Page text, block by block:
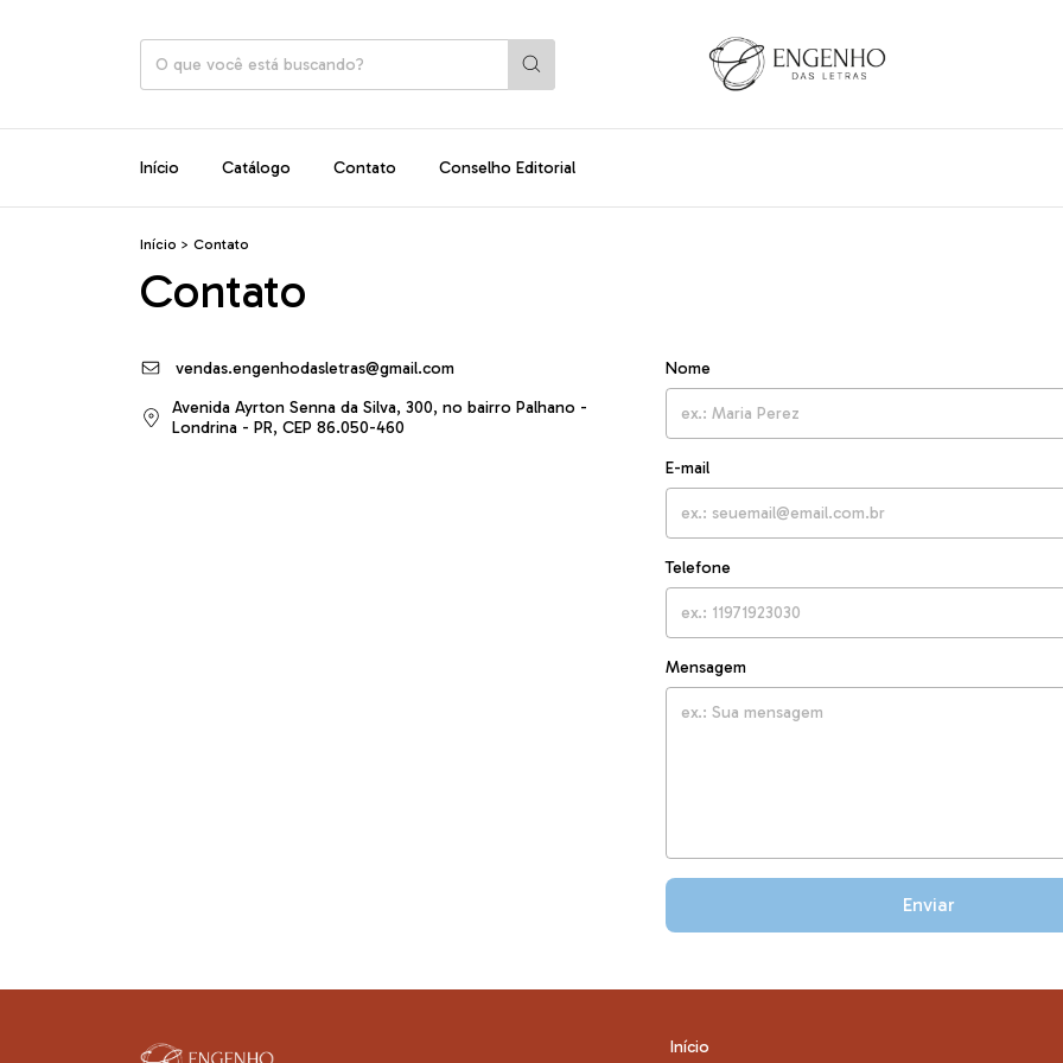
Início Catálogo Contato Conselho Editorial
Início > Contato
Contato
vendas.engenhodasletras@gmail.com
Avenida Ayrton Senna da Silva, 300, no bairro Palhano -
Londrina - PR, CEP 86.050-460
Nome
E-mail
Telefone
Mensagem
Enviar
Início